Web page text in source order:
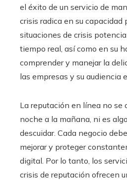
el éxito de un servicio de
crisis radica en su capacidad
situaciones de crisis
tiempo real, así como en su
comprender y manejar la
las empresas y su audiencia
La reputación en línea no se
noche a la mañana, ni es
descuidar. Cada negocio
mejorar y proteger
digital. Por lo tanto, los
crisis de reputación ofrecen